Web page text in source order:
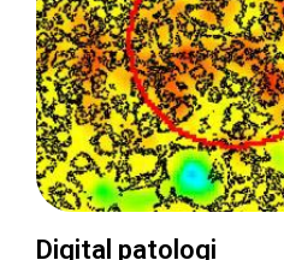
Digital patologi